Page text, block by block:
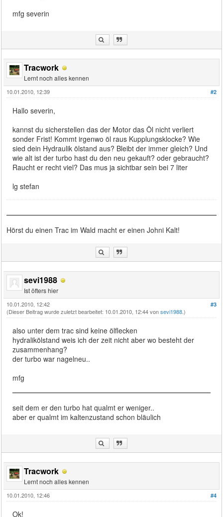
mfg severin
Tracwork
Lernt noch alles kennen
#2
10.01.2010, 12:39
Hallo severin,
kannst du sicherstellen das der Motor das Öl nicht verliert
sonder Frist! Kommt irgenwo öl raus Kupplungsklocke? Wie
sied dein Hydraulik ölstand aus? Bleibt der immer gleich? Und
wie alt ist der turbo hast du den neu gekauft? oder gebraucht?
Raucht er recht viel? Das mus ja sichtbar sein bei 7 liter
lg stefan
Hörst du einen Trac im Wald macht er einen Johni Kalt!
sevi1988
Ist öfters hier
#3
10.01.2010, 12:42
(Dieser Beitrag wurde zuletzt bearbeitet: 10.01.2010, 12:44 vonsevi1988.)
also unter dem trac sind keine ölflecken
hydralikölstand weis ich der zeit nicht aber wo besteht der
zusammenhang?
der turbo war nagelneu..
mfg
seit dem er den turbo hat qualmt er weniger..
aber er qualmt im kaltenzustand schon bläulich
Tracwork
Lernt noch alles kennen
#4
10.01.2010, 12:46
Ok!